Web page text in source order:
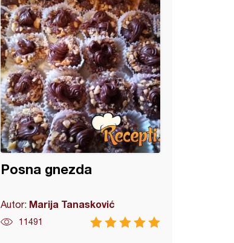
Posna gnezda
Autor: Marija Tanasković
11491